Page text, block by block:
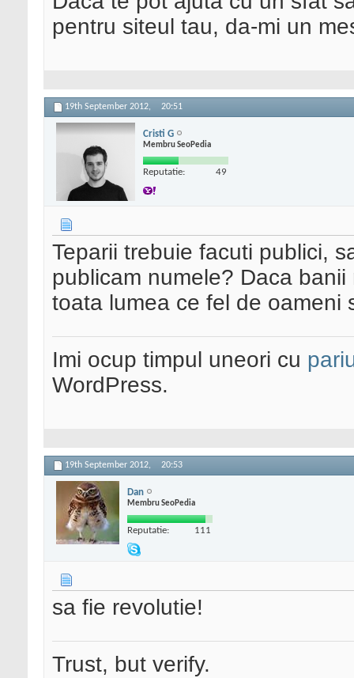
pentru siteul tau, da-mi un
19th September 2012, 20:51
Cristi G
Membru SeoPedia
Reputatie: 49
Teparii trebuie facuti publici,
publicam numele? Daca
toata lumea ce fel de oameni
Imi ocup timpul uneori cu
WordPress.
19th September 2012, 20:53
Dan
Membru SeoPedia
Reputatie: 111
sa fie revolutie!
Trust, but verify.